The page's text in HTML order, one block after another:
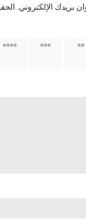
بريدك الإلكتروني.
2 من 3 من 4 من